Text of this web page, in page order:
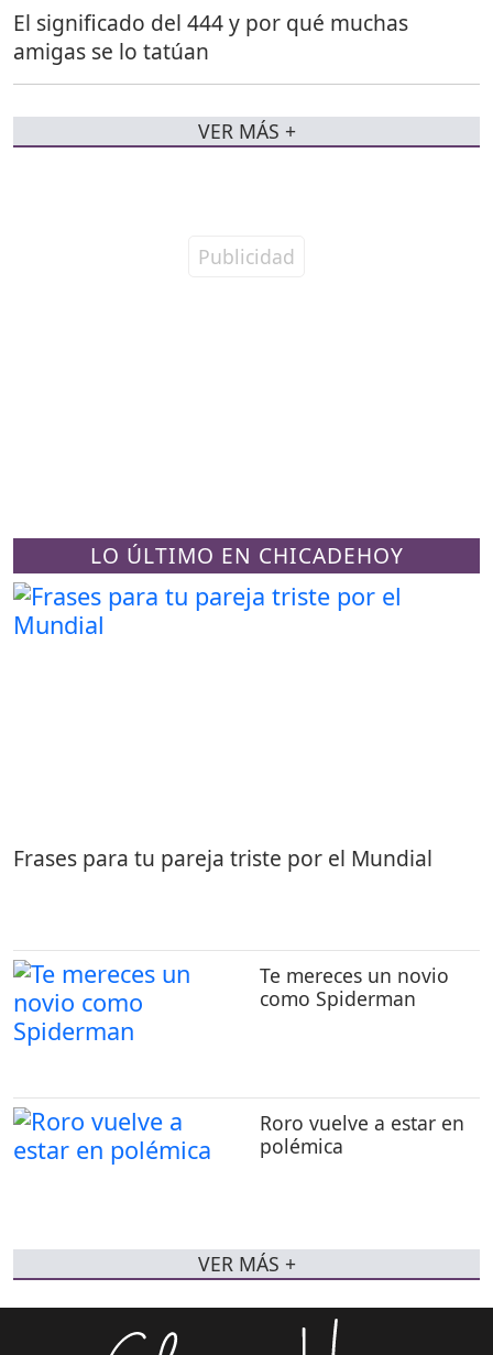
LO ÚLTIMO EN CHICADEHOY
Frases para tu pareja triste por el Mundial
Te mereces un novio
como Spiderman
Roro vuelve a estar en
polémica
VER MÁS +
El significado del 444 y por qué muchas
amigas se lo tatúan
VER MÁS +